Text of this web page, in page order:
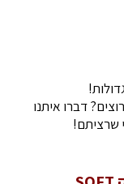
דברו איתנו
שרציתם!